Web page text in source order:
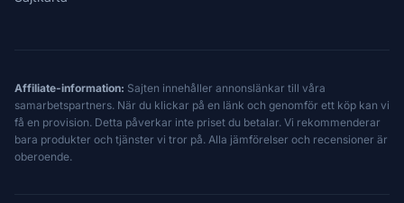
Affiliate-information: Sajten innehåller annonslänkar till våra
samarbetspartners. När du klickar på en länk och genomför ett köp kan vi
få en provision. Detta påverkar inte priset du betalar. Vi rekommenderar
bara produkter och tjänster vi tror på. Alla jämförelser och recensioner är
oberoende.